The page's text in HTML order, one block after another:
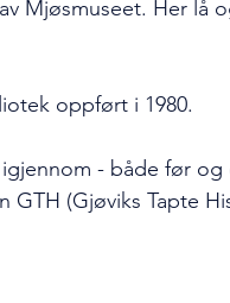
Mjøsmuseet. Her lå
oppført i 1980.
- både før og
(Gjøviks Tapte